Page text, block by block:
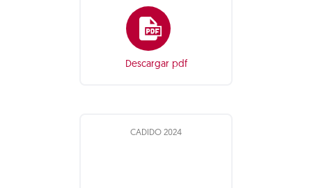
Descargar pdf
CADIDO 2024